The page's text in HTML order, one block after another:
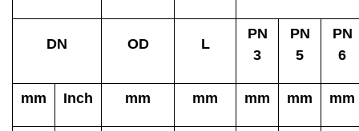
DN OD L
PN
3
PN
5
PN
6
mm Inch mm mm mm mm mm